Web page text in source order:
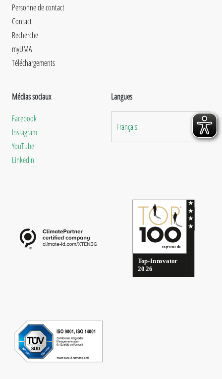
Personne de contact
Contact
Recherche
myUMA
Téléchargements
Médias sociaux
Facebook
Instagram
YouTube
LinkedIn
Langues
Français